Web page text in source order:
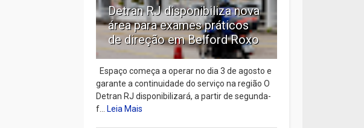
Detran RJ disponibiliza nova
área para exames práticos
de direção em Belford Roxo
Espaço começa a operar no dia 3 de agosto e
garante a continuidade do serviço na região O
Detran RJ disponibilizará, a partir de segunda-
f...Leia Mais